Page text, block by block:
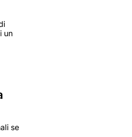
un
se